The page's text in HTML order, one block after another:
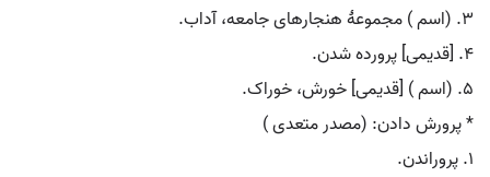
۳. (اسم ) مجموعۀ هنجارهای جامعه، آداب.
۴. [قدیمی] پرورده شدن.
۵. (اسم ) [قدیمی] خورش، خوراک.
* پرورش دادن: (مصدر متعدی )
۱. پروراندن.